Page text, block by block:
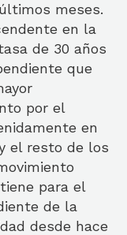
meses.
en la
de 30 años
que
por el
en
el resto de los
para el
de la
desde hace